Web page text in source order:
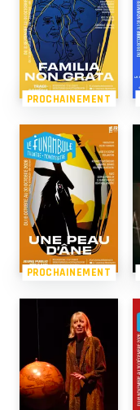
PROCHAINEMENT
PROCHAINEMENT